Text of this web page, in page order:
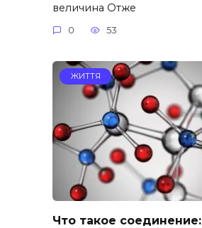
величина Отже
0 53
ЖИТТЯ
Что такое соединение: